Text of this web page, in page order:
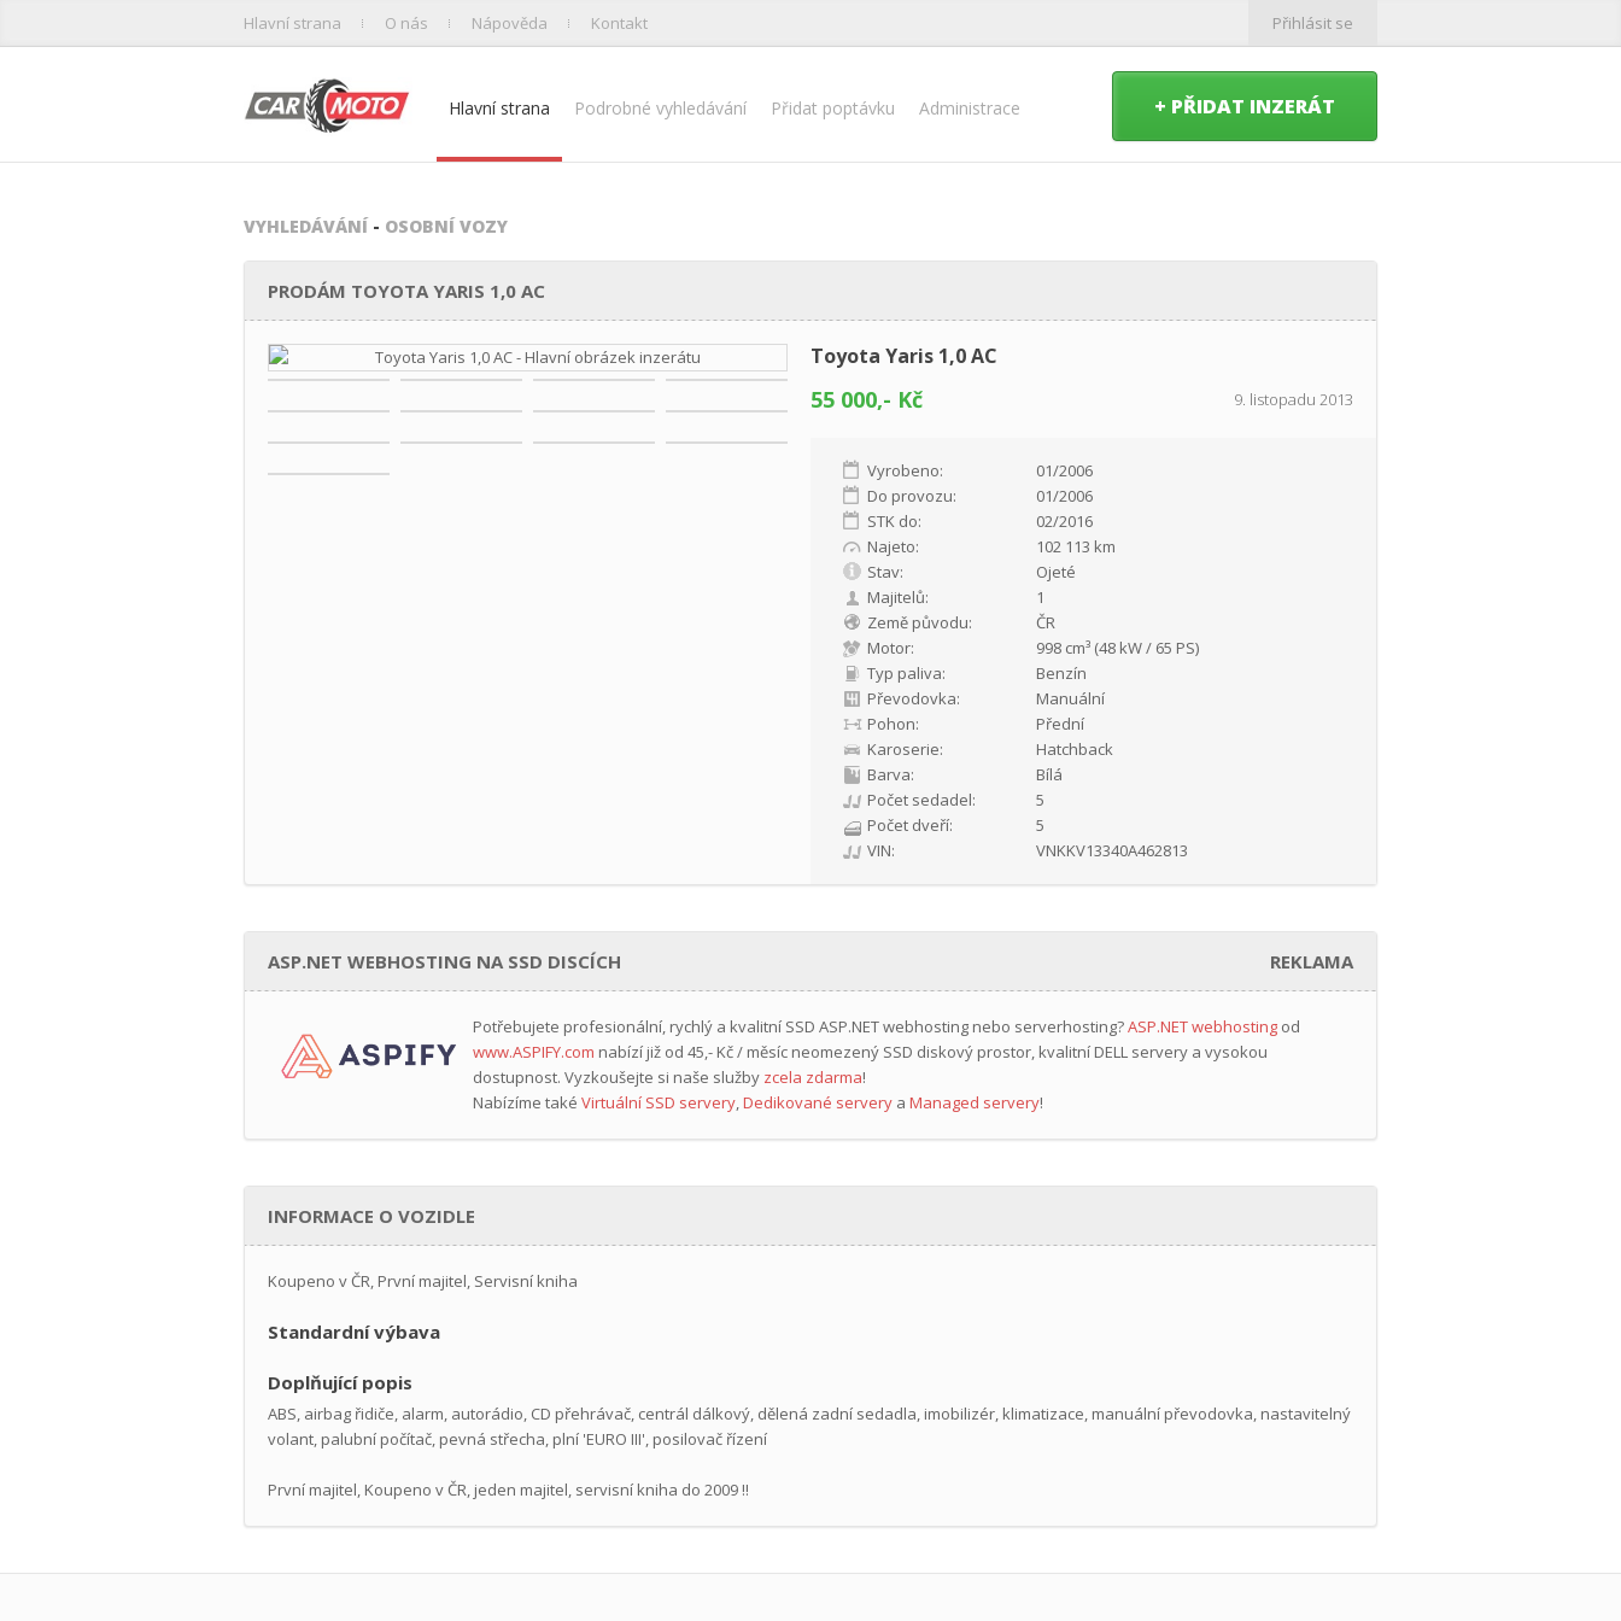
Hlavní strana O nás Nápověda Kontakt Přihlásit se
Hlavní strana Podrobné vyhledávání Přidat poptávku Administrace + PŘIDAT INZERÁT
VYHLEDÁVÁNÍ - OSOBNÍ VOZY
PRODÁM TOYOTA YARIS 1,0 AC
Toyota Yaris 1,0 AC
55 000,- Kč 9. listopadu 2013
Vyrobeno:
01/2006
Do provozu:
01/2006
STK do:
02/2016
Najeto:
102 113 km
Stav:
Ojeté
Majitelů:
1
Země původu:
ČR
Motor:
998 cm³ (48 kW / 65 PS)
Typ paliva:
Benzín
Převodovka:
Manuální
Pohon:
Přední
Karoserie:
Hatchback
Barva:
Bílá
Počet sedadel:
5
Počet dveří:
5
VIN:
VNKKV13340A462813
ASP.NET WEBHOSTING NA SSD DISCÍCH REKLAMA
Potřebujete profesionální, rychlý a kvalitní SSD ASP.NET webhosting nebo serverhosting?ASP.NET webhosting od
www.ASPIFY.com nabízí již od 45,- Kč / měsíc neomezený SSD diskový prostor, kvalitní DELL servery a vysokou
dostupnost. Vyzkoušejte si naše služby zcela zdarma!
Nabízíme také Virtuální SSD servery,Dedikované servery a Managed servery!
INFORMACE O VOZIDLE
Koupeno v ČR, První majitel, Servisní kniha
Standardní výbava
Doplňující popis
ABS, airbag řidiče, alarm, autorádio, CD přehrávač, centrál dálkový, dělená zadní sedadla, imobilizér, klimatizace, manuální převodovka, nastavitelný
volant, palubní počítač, pevná střecha, plní 'EURO III', posilovač řízení
První majitel, Koupeno v ČR, jeden majitel, servisní kniha do 2009 !!